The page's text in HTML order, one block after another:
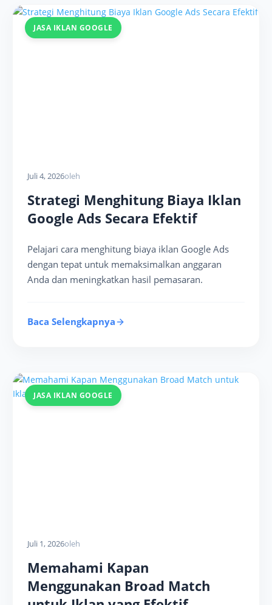
JASA IKLAN GOOGLE
Juli 4, 2026oleh
Strategi Menghitung Biaya Iklan
Google Ads Secara Efektif
Pelajari cara menghitung biaya iklan Google Ads
dengan tepat untuk memaksimalkan anggaran
Anda dan meningkatkan hasil pemasaran.
Baca Selengkapnya
JASA IKLAN GOOGLE
Juli 1, 2026oleh
Memahami Kapan
Menggunakan Broad Match